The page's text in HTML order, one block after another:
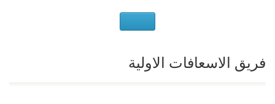
فريق الاسعافات الاولية